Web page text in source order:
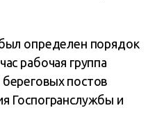
определен порядок
рабочая группа
постов
Госпогранслужбы и